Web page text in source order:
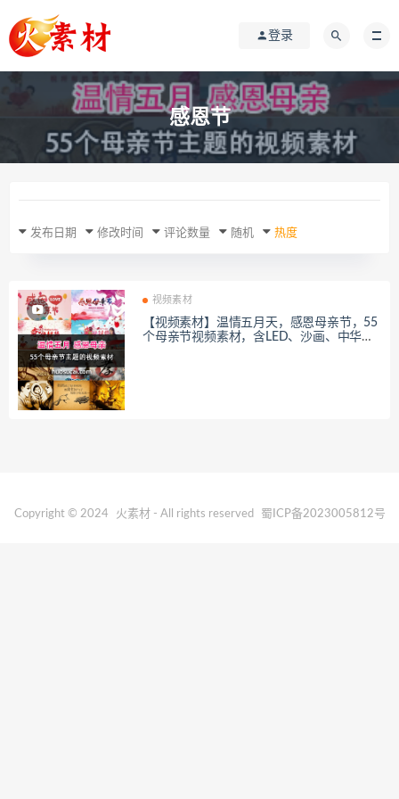
登录
感恩节
发布日期 修改时间 评论数量 随机 热度
视频素材
【视频素材】温情五月天，感恩母亲节，55
个母亲节视频素材，含LED、沙画、中华孝
Copyright © 2024 火素材- All rights reserved 蜀ICP备2023005812号